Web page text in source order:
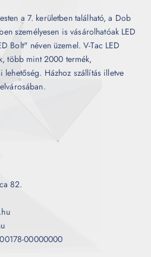
a 7. kerületben található, a Dob
személyesen is vásárolhatóak LED
Bolt" néven üzemel. V-Tac LED
több mint 2000 termék,
lehetőség. Házhoz szállítás illetve
82.
00000000